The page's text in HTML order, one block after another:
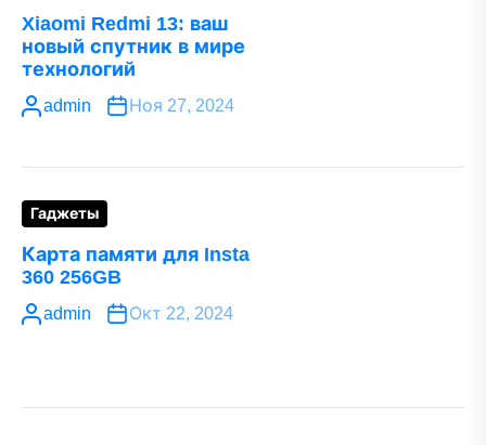
Xiaomi Redmi 13: ваш
новый спутник в мире
технологий
admin Ноя 27, 2024
Гаджеты
Карта памяти для Insta
360 256GB
admin Окт 22, 2024